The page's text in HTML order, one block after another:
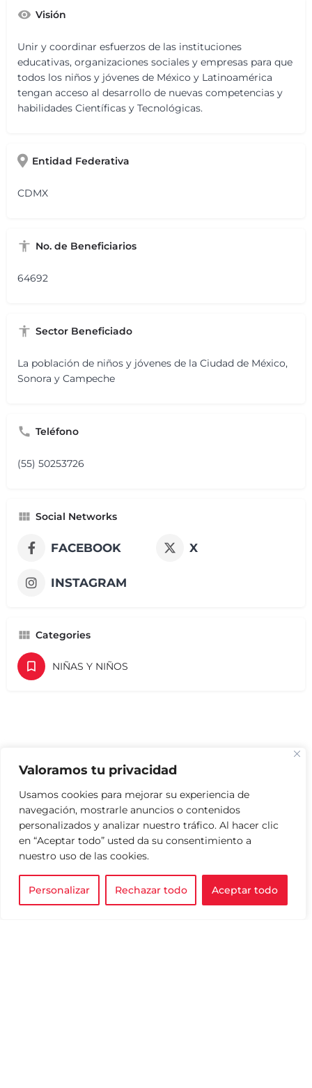
Valoramos tu privacidad
Usamos cookies para mejorar su experiencia de
navegación, mostrarle anuncios o contenidos
personalizados y analizar nuestro tráfico. Al hacer clic
en “Aceptar todo” usted da su consentimiento a
nuestro uso de las cookies.
Personalizar Rechazar todo Aceptar todo
Visión
Unir y coordinar esfuerzos de las instituciones
educativas, organizaciones sociales y empresas para que
todos los niños y jóvenes de México y Latinoamérica
tengan acceso al desarrollo de nuevas competencias y
habilidades Científicas y Tecnológicas.
Entidad Federativa
CDMX
No. de Beneficiarios
64692
Sector Beneficiado
La población de niños y jóvenes de la Ciudad de México,
Sonora y Campeche
Teléfono
(55) 50253726
Social Networks
FACEBOOK X
INSTAGRAM
Categories
NIÑAS Y NIÑOS